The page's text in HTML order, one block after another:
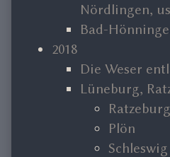
Nördlingen,
Bad-
2018
Die Weser
Lüneburg,
Ratzeburg
Plön